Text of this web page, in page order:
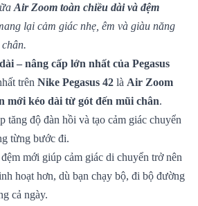
Air Zoom toàn chiều dài và đệm
lại cảm giác nhẹ, êm và giàu năng
– nâng cấp lớn nhất của Pegasus
trên Nike Pegasus 42 là Air Zoom
mới kéo dài từ gót đến mũi chân.
tăng độ đàn hồi và tạo cảm giác chuyển
từng bước đi.
mới giúp cảm giác di chuyển trở nên
hoạt hơn, dù bạn chạy bộ, đi bộ đường
cả ngày.